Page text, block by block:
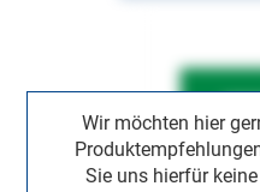
Wir möchten hier
Sie uns hierfür